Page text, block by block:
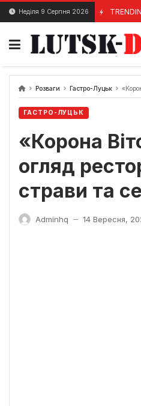
Skip
content
Неділя 9 Серпня 2026
17 Лютого, 2024 Журналісти
Розваги Гастро-Луцьк
ГАСТРО-ЛУЦЬК
«Корона
огляд
страви та
Adminhq — 14 Вересня,